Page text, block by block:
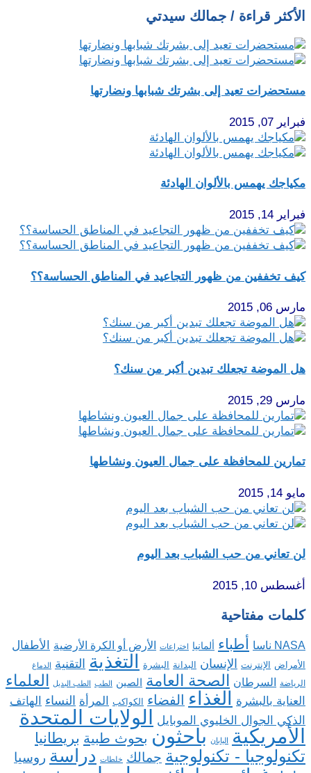
الأكثر قراءة / جمالك سيدتي
مستحضرات تعيد إلى بشرتك شبابها ونضارتها
فبراير 07, 2015
مكياجك يهمس بالألوان الهادئة
فبراير 14, 2015
كيف تخففين من ظهور التجاعيد في المناطق الحساسة؟؟
مارس 06, 2015
هل الموضة تجعلك تبدين أكبر من سنك؟
مارس 29, 2015
تمارين للمحافظة على جمال العيون ونشاطها
مايو 14, 2015
لن تعاني من حب الشباب بعد اليوم
أغسطس 10, 2015
كلمات مفتاحية
NASA ناسا أطباء ألمانيا اختراعات الأرض أو الكرة الأرضية الأطفال
الأمراض الإنترنت الإنسان البدانة البشرة التغذية التقنية الدماغ
الرياضة السرطان الصحة العامة الصين الطب الطب البديل العلماء
العناية بالبشرة الغذاء الفضاء الكواكب المرأة النساء
الهاتف
الذكي الجوال الخليوي الموبايل
الولايات المتحدة
الأمريكية
اليابان باحثون بحوث طبية بريطانيا
تكنولوجيا - تكنولوجية جمالك خلطات دراسة روسيا